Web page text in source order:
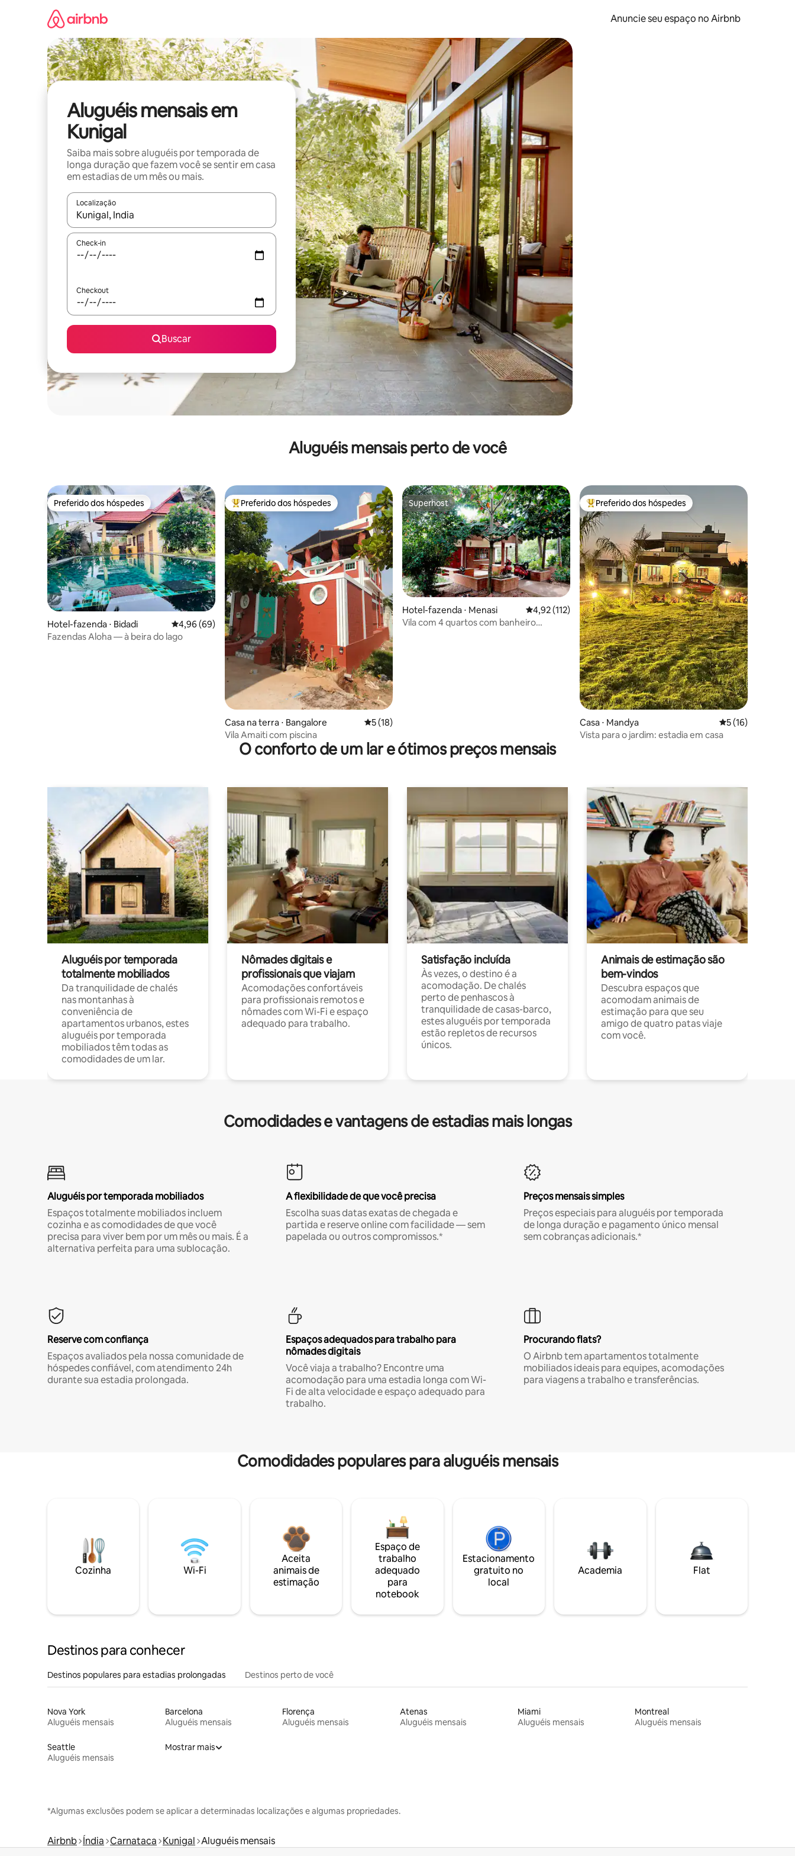
Anuncie seu espaço no Airbnb
Aluguéis mensais em
Kunigal
Saiba mais sobre aluguéis por temporada de
longa duração que fazem você se sentir em casa
em estadias de um mês ou mais.
Localização
Quando os resultados estiverem disponíveis, explore-os usando as seta para cima e para baixo do teclado ou tocando e deslizando o dedo na tela.
Check-in
Checkout
Buscar
Aluguéis mensais perto de você
Preferido dos hóspedes
Preferido dos hóspedes
Hotel-fazenda ⋅ Bidadi 4,96 de uma avaliação média de 5, 69 avaliações
4,96 (69)
Fazendas Aloha — à beira do lago
Entre os melhores preferidos dos hóspedes
Preferido dos hóspedes
Casa na terra ⋅ Bangalore 5 de uma avaliação média de 5, 18 avaliações
5 (18)
Vila Amaiti com piscina
Superhost
Superhost
Hotel-fazenda ⋅ Menasi 4,92 de uma avaliação média de 5, 112 avaliações
4,92 (112)
Vila com 4 quartos com banheiro
Entre os melhores preferidos dos hóspedes
Preferido dos hóspedes
Casa ⋅ Mandya 5 de uma
5 (16)
Vista para o jardim: estadia em casa
O conforto de um lar e ótimos preços mensais
Aluguéis por temporada
totalmente mobiliados
Da tranquilidade de chalés
nas montanhas à
conveniência de
apartamentos urbanos, estes
aluguéis por temporada
mobiliados têm todas as
comodidades de um lar.
Nômades digitais e
profissionais que viajam
Acomodações confortáveis
para profissionais remotos e
nômades com Wi-Fi e espaço
adequado para trabalho.
Satisfação incluída
Às vezes, o destino é a
acomodação. De chalés
perto de penhascos à
tranquilidade de casas-barco,
estes aluguéis por temporada
estão repletos de recursos
únicos.
Animais de estimação são
bem-vindos
Descubra espaços que
acomodam animais de
estimação para que seu
amigo de quatro patas viaje
com você.
Comodidades e vantagens de estadias mais longas
Aluguéis por temporada mobiliados
Espaços totalmente mobiliados incluem
cozinha e as comodidades de que você
precisa para viver bem por um mês ou mais. É a
alternativa perfeita para uma sublocação.
A flexibilidade de que você precisa
Escolha suas datas exatas de chegada e
partida e reserve online com facilidade — sem
papelada ou outros compromissos.*
Preços mensais simples
Preços especiais para aluguéis por temporada
de longa duração e pagamento único mensal
sem cobranças adicionais.*
Reserve com confiança
Espaços avaliados pela nossa comunidade de
hóspedes confiável, com atendimento 24h
durante sua estadia prolongada.
Espaços adequados para trabalho para
nômades digitais
Você viaja a trabalho? Encontre uma
acomodação para uma estadia longa com Wi-
Fi de alta velocidade e espaço adequado para
trabalho.
Procurando flats?
O Airbnb tem apartamentos totalmente
mobiliados ideais para equipes, acomodações
para viagens a trabalho e transferências.
Comodidades populares para aluguéis mensais
Cozinha Wi-Fi
Aceita
animais de
estimação
Espaço de
trabalho
adequado
para
notebook
Estacionamento
gratuito no
local
Academia Flat
Destinos para conhecer
Destinos populares para estadias prolongadas Destinos perto de você
Nova York
Aluguéis mensais
Barcelona
Aluguéis mensais
Florença
Aluguéis mensais
Atenas
Aluguéis mensais
Miami
Aluguéis mensais
Montreal
Aluguéis mensais
Seattle
Aluguéis mensais
Mostrar mais
*Algumas exclusões podem se aplicar a determinadas localizações e algumas propriedades.
Airbnb Índia Carnataca Kunigal Aluguéis mensais